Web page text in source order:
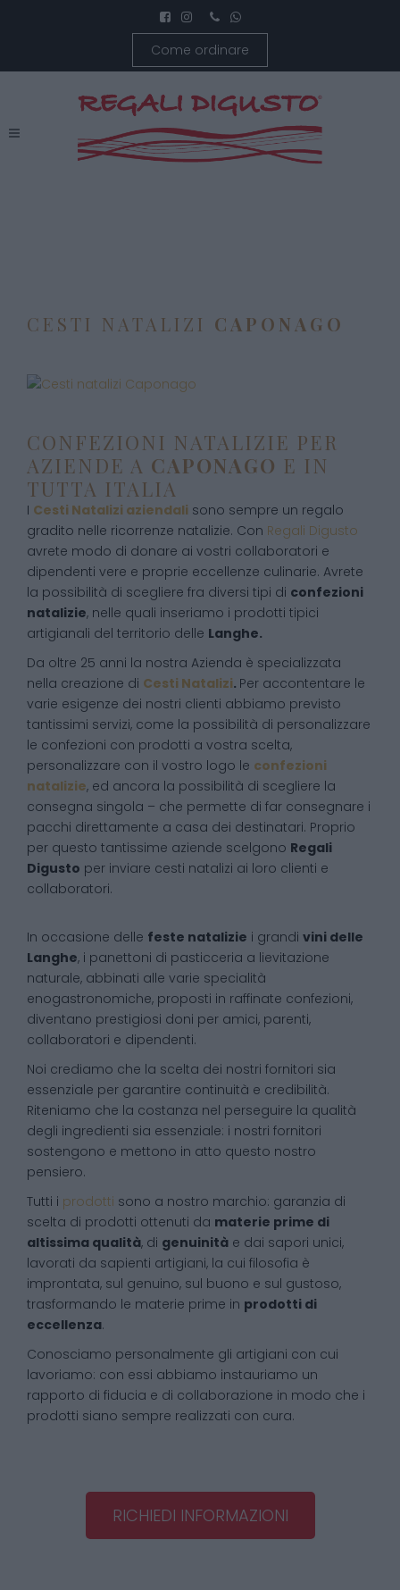
Come ordinare
CESTI NATALIZI CAPONAGO
CONFEZIONI NATALIZIE PER
AZIENDE A CAPONAGO E IN
TUTTA ITALIA
I Cesti Natalizi aziendali sono sempre un regalo
gradito nelle ricorrenze natalizie. Con Regali Digusto
avrete modo di donare ai vostri collaboratori e
dipendenti vere e proprie eccellenze culinarie. Avrete
la possibilità di scegliere fra diversi tipi di confezioni
natalizie, nelle quali inseriamo i prodotti tipici
artigianali del territorio delle Langhe.
Da oltre 25 anni la nostra Azienda è specializzata
nella creazione di Cesti Natalizi. Per accontentare le
varie esigenze dei nostri clienti abbiamo previsto
tantissimi servizi, come la possibilità di personalizzare
le confezioni con prodotti a vostra scelta,
personalizzare con il vostro logo le confezioni
natalizie, ed ancora la possibilità di scegliere la
consegna singola – che permette di far consegnare i
pacchi direttamente a casa dei destinatari. Proprio
per questo tantissime aziende scelgono Regali
Digusto per inviare cesti natalizi ai loro clienti e
collaboratori.
In occasione delle feste natalizie i grandi vini delle
Langhe, i panettoni di pasticceria a lievitazione
naturale, abbinati alle varie specialità
enogastronomiche, proposti in raffinate confezioni,
diventano prestigiosi doni per amici, parenti,
collaboratori e dipendenti.
Noi crediamo che la scelta dei nostri fornitori sia
essenziale per garantire continuità e credibilità.
Riteniamo che la costanza nel perseguire la qualità
degli ingredienti sia essenziale: i nostri fornitori
sostengono e mettono in atto questo nostro
pensiero.
Tutti i prodotti sono a nostro marchio: garanzia di
scelta di prodotti ottenuti da materie prime di
altissima qualità, di genuinità e dai sapori unici,
lavorati da sapienti artigiani, la cui filosofia è
improntata, sul genuino, sul buono e sul gustoso,
trasformando le materie prime in prodotti di
eccellenza.
Conosciamo personalmente gli artigiani con cui
lavoriamo: con essi abbiamo instauriamo un
rapporto di fiducia e di collaborazione in modo che i
prodotti siano sempre realizzati con cura.
RICHIEDI INFORMAZIONI